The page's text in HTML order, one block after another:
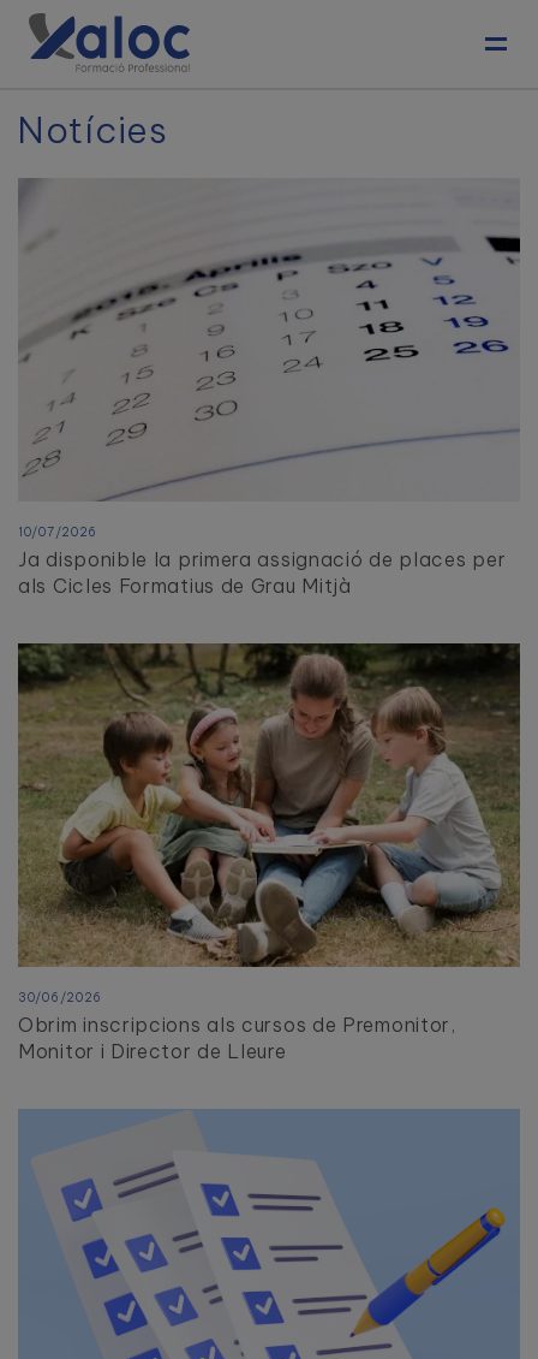
Notícies
10/07/2026
Ja disponible la primera assignació de places per
als Cicles Formatius de Grau Mitjà
30/06/2026
Obrim inscripcions als cursos de Premonitor,
Monitor i Director de Lleure